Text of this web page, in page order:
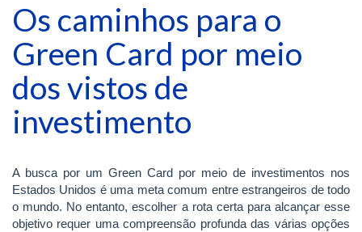
Os caminhos para o
Green Card por meio
dos vistos de
investimento
A busca por um Green Card por meio de investimentos nos
Estados Unidos é uma meta comum entre estrangeiros de todo
o mundo. No entanto, escolher a rota certa para alcançar esse
objetivo requer uma compreensão profunda das várias opções